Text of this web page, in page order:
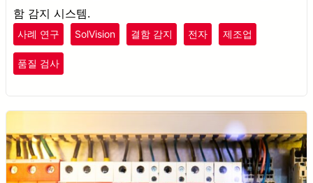
함 감지 시스템.
사례 연구 SolVision 결함 감지 전자 제조업
품질 검사